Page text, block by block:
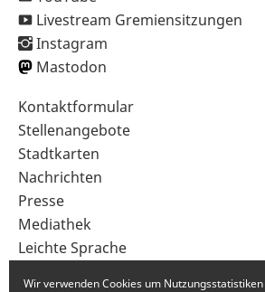
Livestream Gremiensitzungen
Instagram
Mastodon
Sekundärnavigation
im
Fußbereich
Kontaktformular
Stellenangebote
Stadtkarten
Nachrichten
Presse
Mediathek
Leichte Sprache
Wir verwenden Cookies um